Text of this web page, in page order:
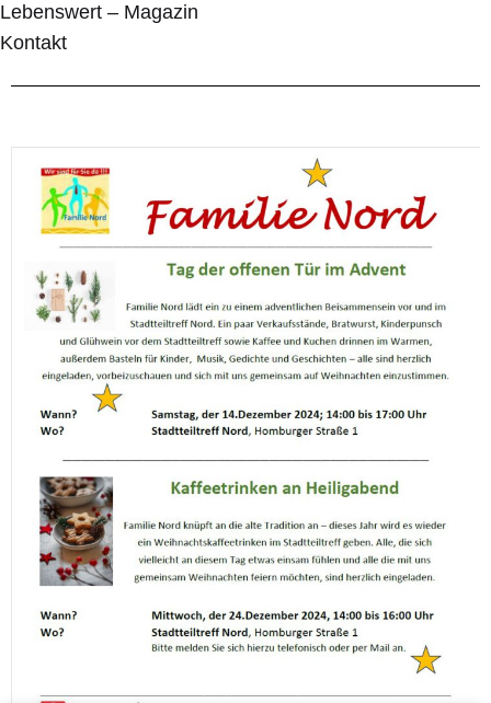
Lebenswert – Magazin
Kontakt